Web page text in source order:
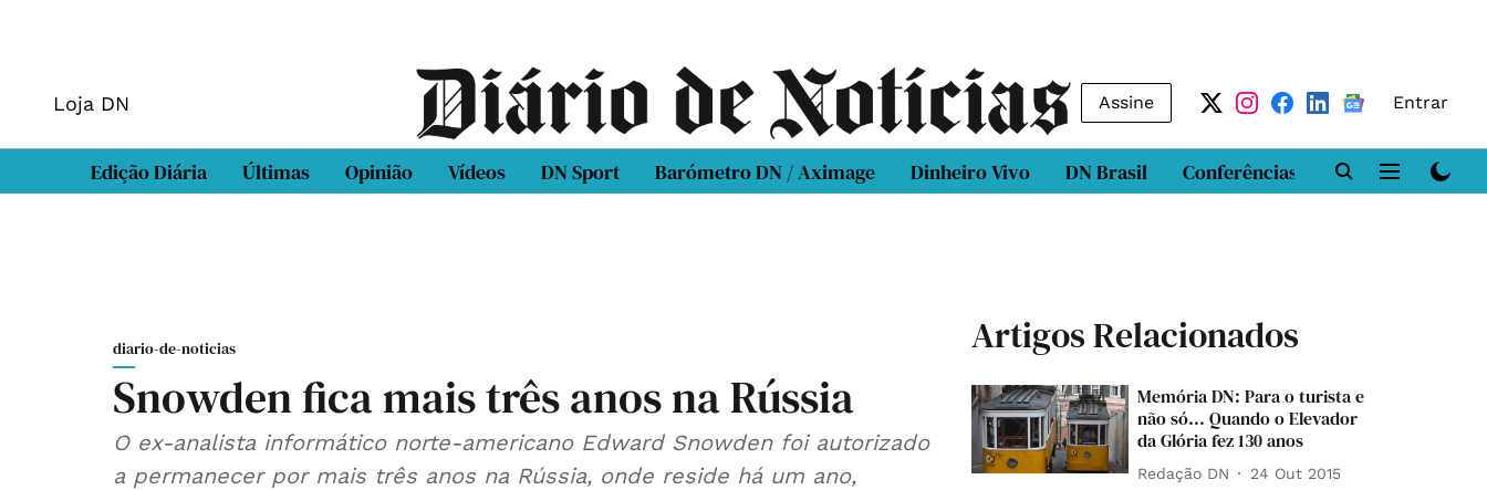
Loja DN Assine Entrar
Edição Diária Últimas Opinião Vídeos DN Sport Barómetro DN / Aximage Dinheiro Vivo DN Brasil Conferências DN LAB
diario-de-noticias
Snowden fica mais três anos na Rússia
O ex-analista informático norte-americano Edward Snowden foi autorizado
a permanecer por mais três anos na Rússia, onde reside há um ano,
Artigos Relacionados
Memória DN: Para o turista e
não só... Quando o Elevador
da Glória fez 130 anos
Redação DN 24 Out 2015